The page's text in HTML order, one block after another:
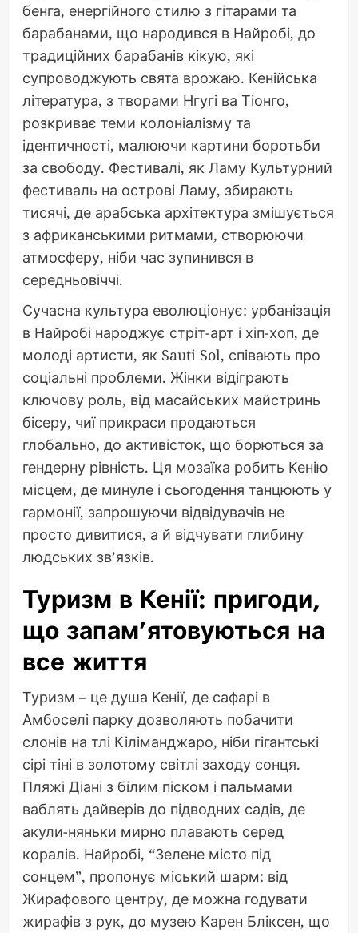
бенга, енергійного стилю з гітарами та
барабанами, що народився в Найробі, до
традиційних барабанів кікую, які
супроводжують свята врожаю. Кенійська
література, з творами Нгугі ва Тіонго,
розкриває теми колоніалізму та
ідентичності, малюючи картини боротьби
за свободу. Фестивалі, як Ламу Культурний
фестиваль на острові Ламу, збирають
тисячі, де арабська архітектура змішується
з африканськими ритмами, створюючи
атмосферу, ніби час зупинився в
середньовіччі.
Сучасна культура еволюціонує: урбанізація
в Найробі народжує стріт-арт і хіп-хоп, де
молоді артисти, як Sauti Sol, співають про
соціальні проблеми. Жінки відіграють
ключову роль, від масайських майстринь
бісеру, чиї прикраси продаються
глобально, до активісток, що борються за
гендерну рівність. Ця мозаїка робить Кенію
місцем, де минуле і сьогодення танцюють у
гармонії, запрошуючи відвідувачів не
просто дивитися, а й відчувати глибину
людських зв’язків.
Туризм в Кенії: пригоди,
що запам’ятовуються на
все життя
Туризм – це душа Кенії, де сафарі в
Амбоселі парку дозволяють побачити
слонів на тлі Кіліманджаро, ніби гігантські
сірі тіні в золотому світлі заходу сонця.
Пляжі Діані з білим піском і пальмами
ваблять дайверів до підводних садів, де
акули-няньки мирно плавають серед
коралів. Найробі, “Зелене місто під
сонцем”, пропонує міський шарм: від
Жирафового центру, де можна годувати
жирафів з рук, до музею Карен Бліксен, що